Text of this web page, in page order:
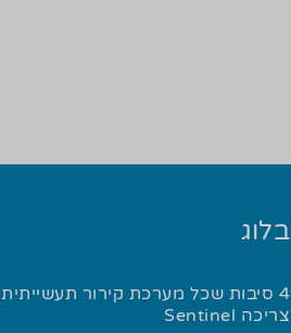
בלוג
4 סיבות שכל מערכת קירור תעשייתית
צריכה Sentinel